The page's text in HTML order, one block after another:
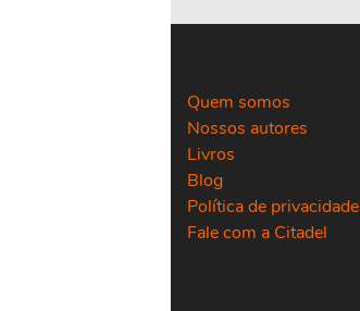
Quem somos
Nossos autores
Livros
Blog
Política de privacidade
Fale com a Citadel